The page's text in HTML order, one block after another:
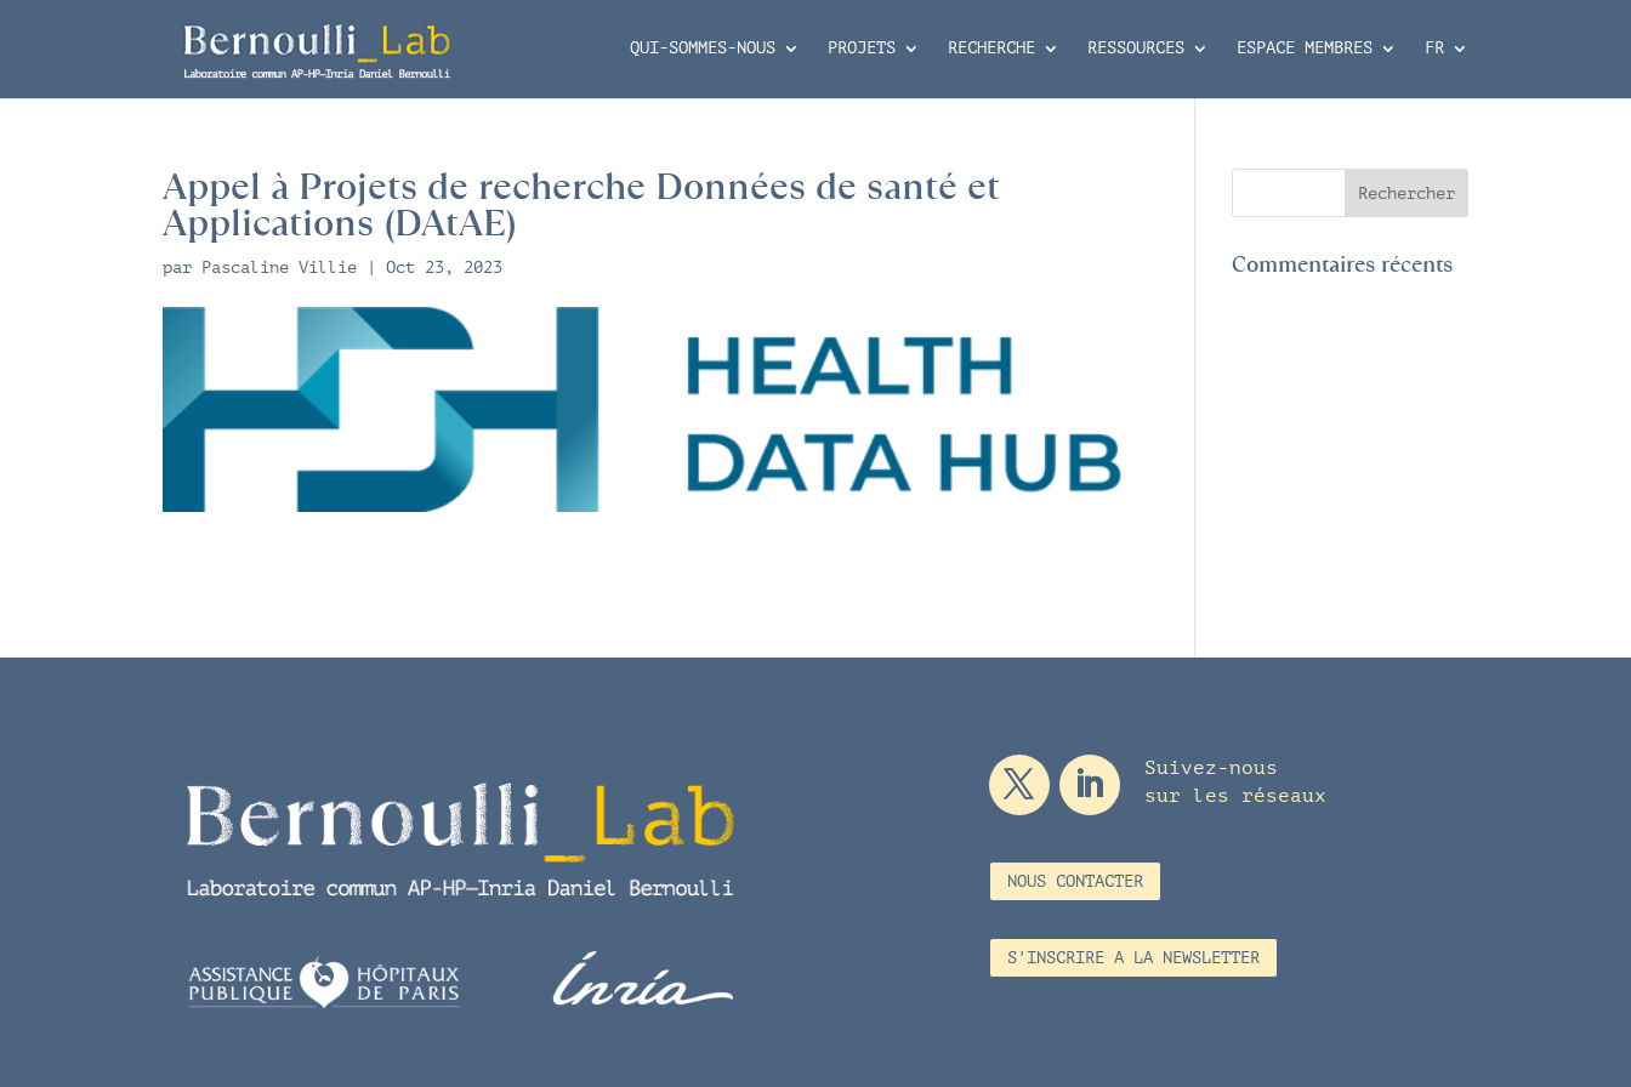
QUI-SOMMES-NOUS PROJETS RECHERCHE RESSOURCES ESPACE MEMBRES FR
Appel à Projets de recherche Données de santé et
Applications (DAtAE)
par Pascaline Villie |Oct 23, 2023 Commentaires récents
Suivez-nous
sur les réseaux
NOUS CONTACTER
S'INSCRIRE A LA NEWSLETTER